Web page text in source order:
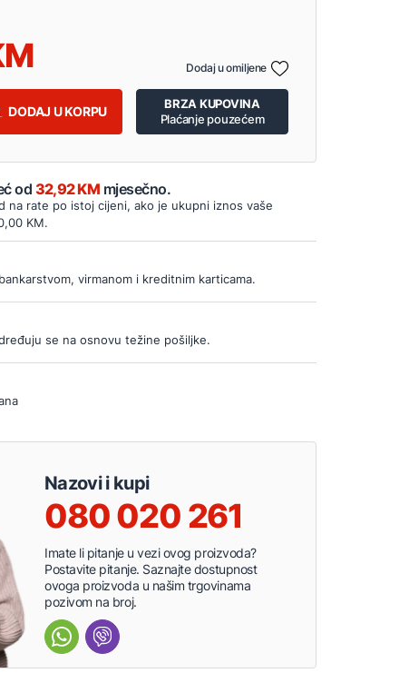
DODAJ U KORPU
BRZA KUPOVINA
Plaćanje pouzećem
Dodaj u omiljene
od32,92 KM mjesečno.
na rate po istoj cijeni, ako je ukupni iznos vaše
KM.
virmanom i kreditnim karticama.
se na osnovu težine pošiljke.
Nazovi i kupi
080 020 261
Imate li pitanje u vezi ovog proizvoda?
Postavite pitanje. Saznajte dostupnost
ovoga proizvoda u našim trgovinama
pozivom na broj.